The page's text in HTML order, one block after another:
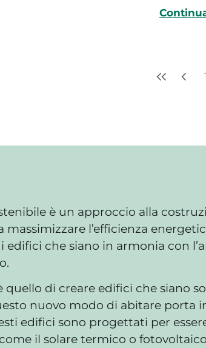
è un approccio alla
massimizzare l’efficienza
edifici che siano in armonia con
quello di creare edifici che siano
nuovo modo di abitare porta
edifici sono progettati per
il solare termico o